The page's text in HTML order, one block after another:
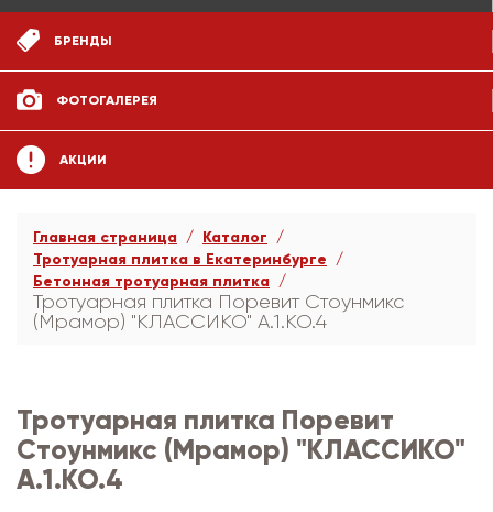
БРЕНДЫ
ФОТОГАЛЕРЕЯ
АКЦИИ
Главная страница
Каталог
Тротуарная плитка в Екатеринбурге
Бетонная тротуарная плитка
Тротуарная плитка Поревит Стоунмикс
(Мрамор) "КЛАССИКО" А.1.КО.4
Тротуарная плитка Поревит
Стоунмикс (Мрамор) "КЛАССИКО"
А.1.КО.4